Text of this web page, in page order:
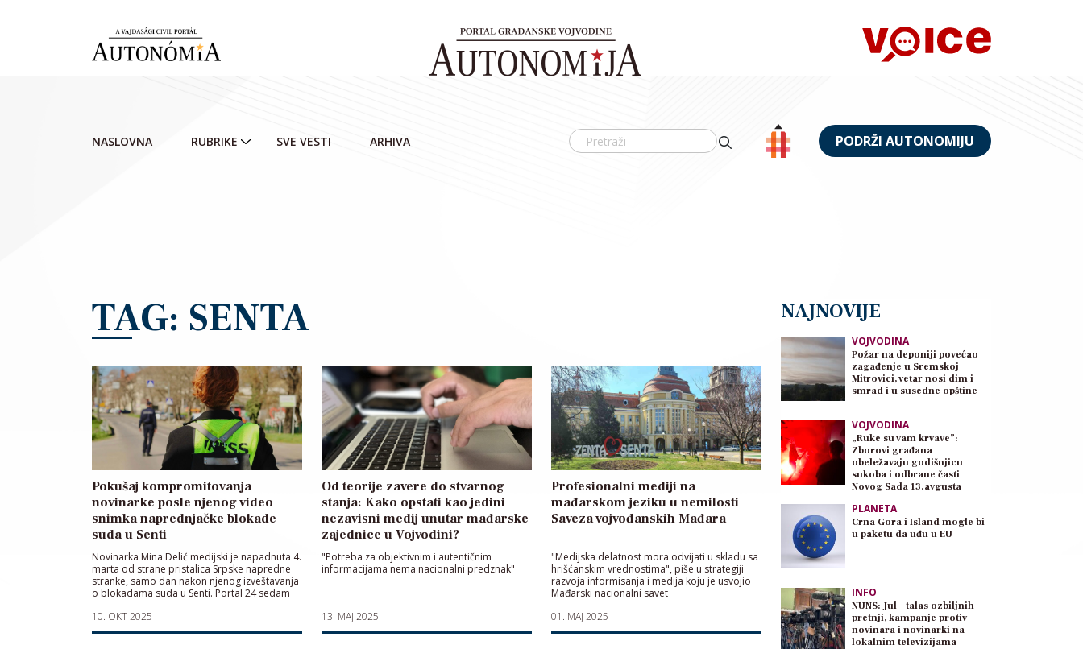
NASLOVNA RUBRIKE SVE VESTI ARHIVA PODRŽI AUTONOMIJU
TAG: SENTA
Pokušaj kompromitovanja
novinarke posle njenog video
snimka naprednjačke blokade
suda u Senti
Novinarka Mina Delić medijski je napadnuta 4.
marta od strane pristalica Srpske napredne
stranke, samo dan nakon njenog izveštavanja
o blokadama suda u Senti. Portal 24 sedam
ajncerom“, tvrdeći da je pokušavala da
reketira lokalne firme i funkcionere u želji da
10. OKT 2025
Od teorije zavere do stvarnog
stanja: Kako opstati kao jedini
nezavisni medij unutar mađarske
zajednice u Vojvodini?
"Potreba za objektivnim i autentičnim
informacijama nema nacionalni predznak"
13. MAJ 2025
Profesionalni mediji na
mađarskom jeziku u nemilosti
Saveza vojvođanskih Mađara
"Medijska delatnost mora odvijati u skladu sa
hrišćanskim vrednostima", piše u strategiji
razvoja informisanja i medija koju je usvojio
Mađarski nacionalni savet
01. MAJ 2025
NAJNOVIJE
VOJVODINA
Požar na deponiji povećao
zagađenje u Sremskoj
Mitrovici, vetar nosi dim i
smrad i u susedne opštine
VOJVODINA
„Ruke su vam krvave”:
Zborovi građana
obeležavaju godišnjicu
sukoba i odbrane časti
Novog Sada 13.avgusta
PLANETA
Crna Gora i Island mogle bi
u paketu da uđu u EU
INFO
NUNS: Jul – talas ozbiljnih
pretnji, kampanje protiv
novinara i novinarki na
lokalnim televizijama